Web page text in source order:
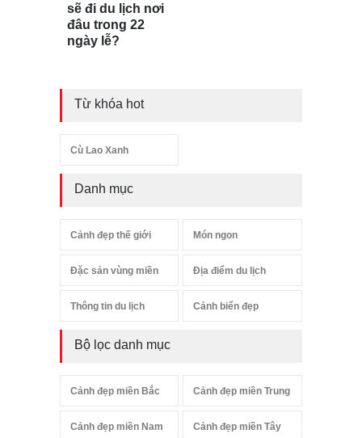
sẽ đi du lịch nơi
đâu trong 22
ngày lễ?
Từ khóa hot
Cù Lao Xanh
Danh mục
Cảnh đẹp thế giới Món ngon
Đặc sản vùng miền Địa điểm du lịch
Thông tin du lịch Cảnh biển đẹp
Bộ lọc danh mục
Cảnh đẹp miền Bắc Cảnh đẹp miền Trung
Cảnh đẹp miền Nam Cảnh đẹp miền Tây